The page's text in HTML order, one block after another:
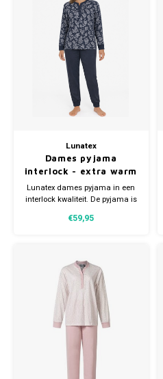
Lunatex
Dames pyjama
interlock - extra warm
Lunatex dames pyjama in een
interlock kwaliteit. De pyjama is
Gemaakt van 75% katoen en
€59,95